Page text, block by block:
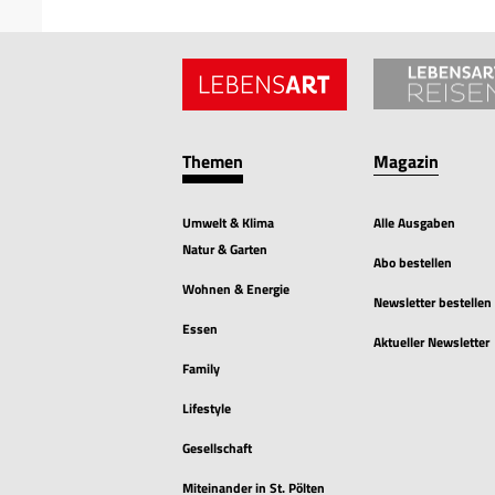
Themen
Umwelt & Klima
Natur & Garten
Wohnen & Energie
Essen
Family
Lifestyle
Gesellschaft
Miteinander in St. Pölten
Magazin
Alle Ausgaben
Abo bestellen
Newsletter bestellen
Aktueller Newsletter